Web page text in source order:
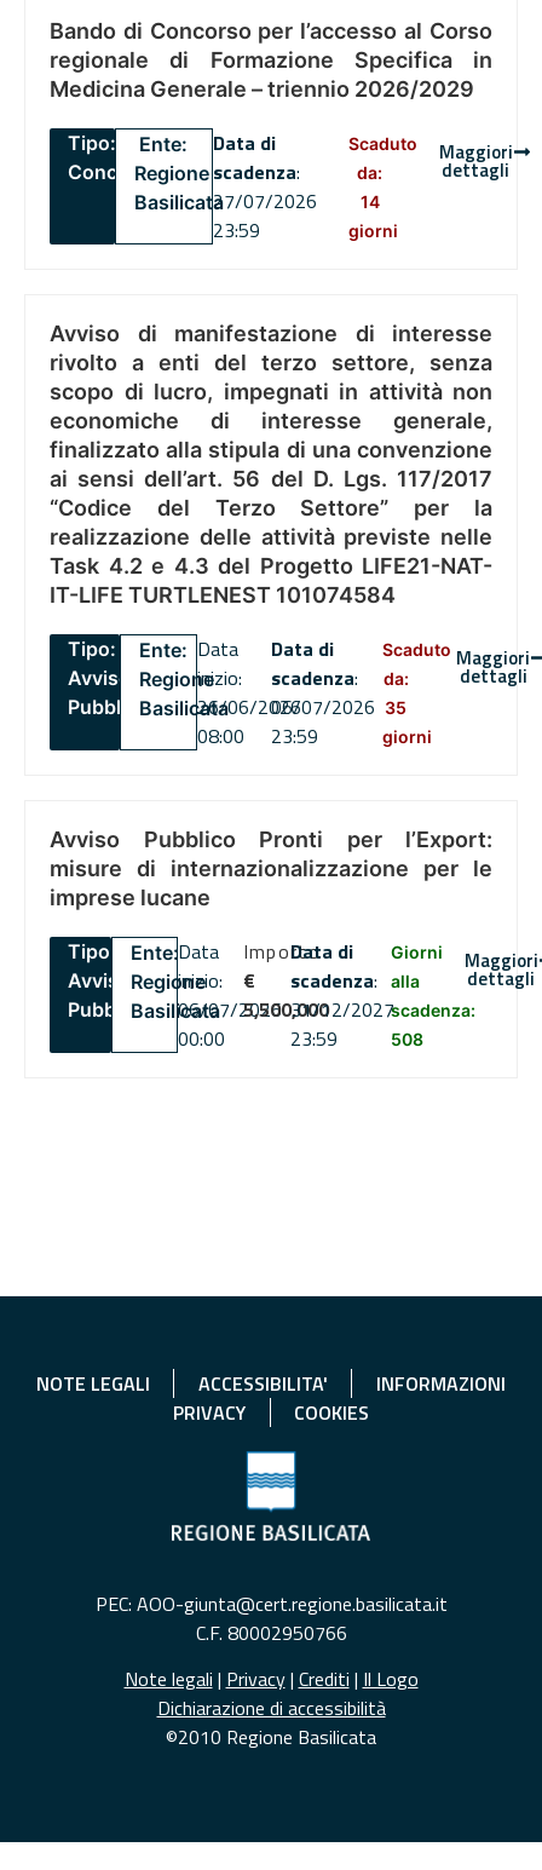
Bando di Concorso per l’accesso al Corso
regionale di Formazione Specifica in
Medicina Generale – triennio 2026/2029
Tipo:
Concorsi
Ente:
Regione
Basilicata
Data di
scadenza:
27/07/2026
23:59
Scaduto
da:
14
giorni
Maggiori
dettagli
Avviso di manifestazione di interesse
rivolto a enti del terzo settore, senza
scopo di lucro, impegnati in attività non
economiche di interesse generale,
finalizzato alla stipula di una convenzione
ai sensi dell’art. 56 del D. Lgs. 117/2017
“Codice del Terzo Settore” per la
realizzazione delle attività previste nelle
Task 4.2 e 4.3 del Progetto LIFE21-NAT-
IT-LIFE TURTLENEST 101074584
Tipo:
Avviso
Pubblico
Ente:
Regione
Basilicata
Data
inizio:
26/06/2026
08:00
Data di
scadenza:
06/07/2026
23:59
Scaduto
da:
35
giorni
Maggiori
dettagli
Avviso Pubblico Pronti per l’Export:
misure di internazionalizzazione per le
imprese lucane
Tipo:
Avviso
Pubblico
Ente:
Regione
Basilicata
Data
inizio:
06/07/2026
00:00
Importo
€
5,500,000
Data di
scadenza:
31/12/2027
23:59
Giorni
alla
scadenza:
508
Maggiori
dettagli
NOTE LEGALI ACCESSIBILITA'
INFORMAZIONI
PRIVACY
COOKIES
PEC: AOO-giunta@cert.regione.basilicata.it
C.F. 80002950766
Note legali | Privacy| Crediti | Il Logo
Dichiarazione di accessibilità
©2010 Regione Basilicata